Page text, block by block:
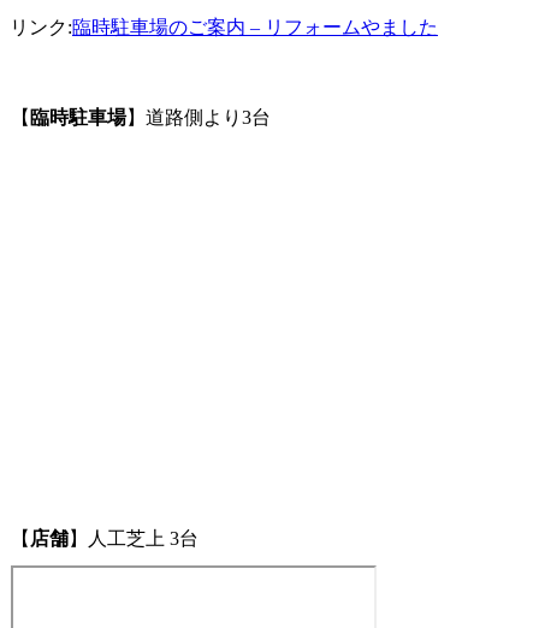
リンク:臨時駐車場のご案内 – リフォームやました
【 臨時駐車場】道路側より3台
【 店舗】人工芝上 3台